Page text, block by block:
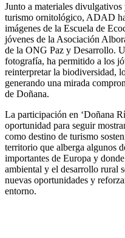
Junto a materiales
turismo ornitológico, ADAD
imágenes de la Escuela de
jóvenes de la Asociación
de la ONG Paz y Desarrollo.
fotografía, ha permitido a los
reinterpretar la biodiversidad,
generando una mirada
de Doñana.
La participación en ‘Doñana
oportunidad para seguir
como destino de turismo
territorio que alberga algunos
importantes de Europa y
ambiental y el desarrollo rural
nuevas oportunidades y
entorno.